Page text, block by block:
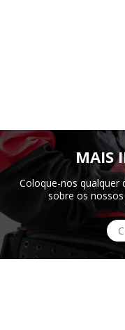
MAIS
Coloque-nos qualquer
sobre os